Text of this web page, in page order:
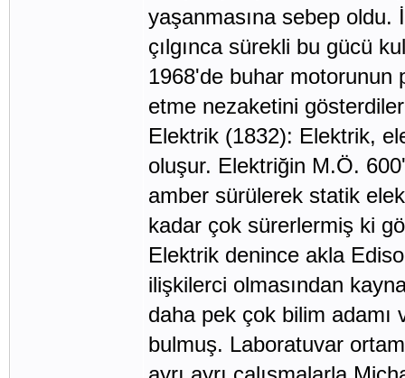
yaşanmasına sebep oldu.
çılgınca sürekli bu gücü
1968'de buhar motorunun
etme nezaketini
Elektrik (1832): Elektrik,
oluşur. Elektriğin M.Ö.
amber sürülerek statik
kadar çok sürerlermiş ki
Elektrik denince akla
ilişkilerci olmasından
daha pek çok bilim
bulmuş. Laboratuvar